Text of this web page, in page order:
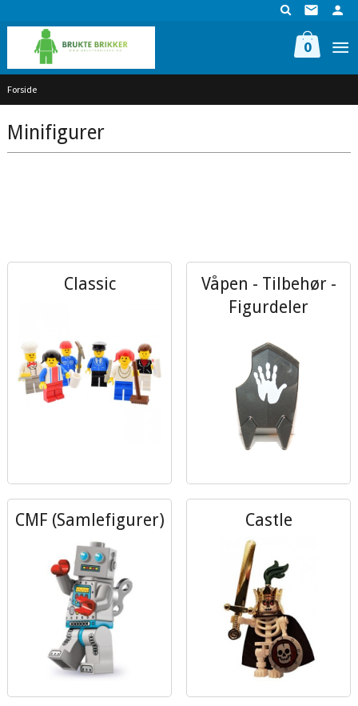
til
innholdet
0
Forside
Minifigurer
Classic
Våpen - Tilbehør -
Figurdeler
CMF (Samlefigurer) Castle